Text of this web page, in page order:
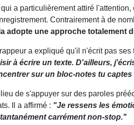
a particulièrement attiré
Contrairement à de
adopte une approche totalement
a expliqué qu'il n'écrit pas
à écrire un texte. D'ailleurs,
sur un bloc-notes tu
de s'appuyer sur des paroles
Il a affirmé : "Je ressens les
carrément non-stop."